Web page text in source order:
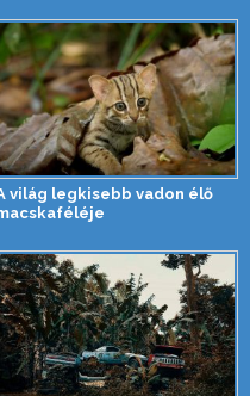
világ legkisebb vadon élő